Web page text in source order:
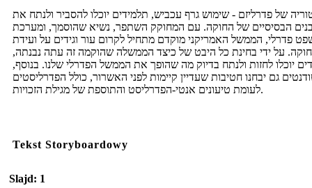
של פדרליזם - שימוש גרף עכביש, תלמידים יוכלו להסביר ולנתח את
הבסיסיים של החוקה. עם המחוקק השתפר, נשיא שהוסמך, ומערכת
פדרלי, הממשל האמריקני מוקדם מתחיל לקרום עור וגידים על ועידת
על ידי בחינת כל היבט של כיצד הממשלה שהוקמה זה עתה נבנתה,
יוכלו לחזות ולנתח בדיוק מה שהופך את הממשל הפדרלי שלנו. בנוסף,
גם יבחנו חטיבות שעדיין קיימות לפני האשרור, כולל הפדרליסטים
לעומת טיעונים אנטי-הפדרליסט והתוספת של מגילת הזכויות.
Tekst Storyboardowy
Slajd: 1